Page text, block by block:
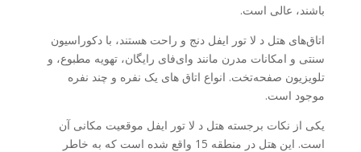
باشند، عالی است.
اتاق‌های هتل د لا تور ایفل دنج و راحت هستند، با دکوراسیون
سنتی و امکانات مدرن مانند وای‌فای رایگان، تهویه مطبوع، و
تلویزیون صفحه‌تخت. انواع اتاق های یک نفره و چند نفره
موجود است.
یکی از نکات برجسته هتل د لا تور ایفل موقعیت مکانی آن
است. این هتل در منطقه 15 واقع شده است که به خاطر